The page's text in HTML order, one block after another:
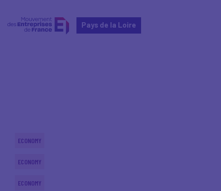
Pays de la Loire
ECONOMY
ECONOMY
ECONOMY